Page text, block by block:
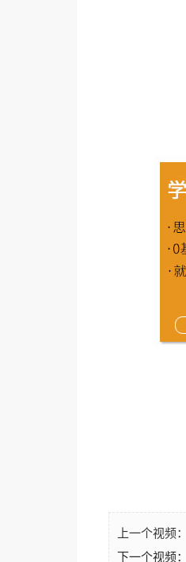
上一个视频：
下一个视频：